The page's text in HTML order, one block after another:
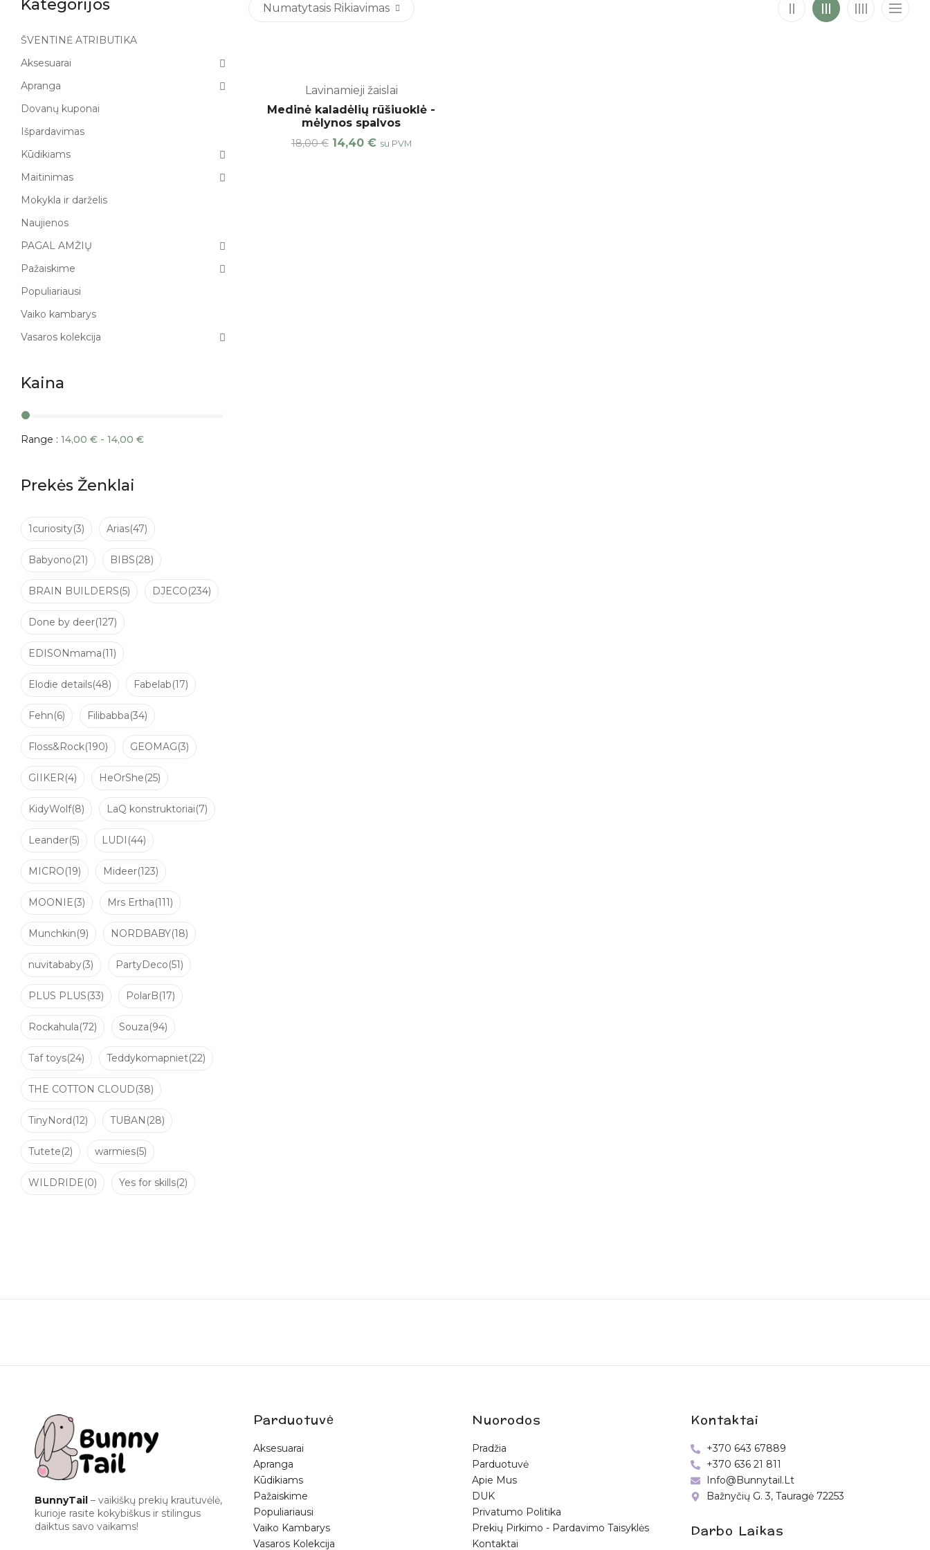
Kategorijos
ŠVENTINĖ ATRIBUTIKA
Aksesuarai
Apranga
Dovanų kuponai
Išpardavimas
Kūdikiams
Maitinimas
Mokykla ir darželis
Naujienos
PAGAL AMŽIŲ
Pažaiskime
Populiariausi
Vaiko kambarys
Vasaros kolekcija
Kaina
Range : 14,00 € - 14,00 €
Prekės Ženklai
1curiosity(3) Arias(47)
Babyono(21) BIBS(28)
BRAIN BUILDERS(5) DJECO(234)
Done by deer(127)
EDISONmama(11)
Elodie details(48) Fabelab(17)
Fehn(6) Filibabba(34)
Floss&Rock(190) GEOMAG(3)
GIIKER(4) HeOrShe(25)
KidyWolf(8) LaQ konstruktoriai(7)
Leander(5) LUDI (44)
MICRO(19) Mideer(123)
MOONIE(3) Mrs Ertha(111)
Munchkin(9) NORDBABY(18)
nuvitababy(3) PartyDeco(51)
PLUS PLUS(33) PolarB(17)
Rockahula(72) Souza(94)
Taf toys(24) Teddykomapniet(22)
THE COTTON CLOUD(38)
TinyNord(12) TUBAN (28)
Tutete(2) warmies(5)
WILDRIDE(0) Yes for skills(2)
Numatytasis Rikiavimas
-20%
Lavinamieji žaislai
Medinė kaladėlių rūšiuoklė -
mėlynos spalvos
18,00€ 14,40 € su PVM
BunnyTail – vaikiškų prekių krautuvėlė,
kurioje rasite kokybiškus ir stilingus
daiktus savo vaikams!
Parduotuvė
Aksesuarai
Apranga
Kūdikiams
Pažaiskime
Populiariausi
Vaiko Kambarys
Vasaros Kolekcija
Nuorodos
Pradžia
Parduotuvė
Apie Mus
DUK
Privatumo Politika
Prekių Pirkimo - Pardavimo Taisyklės
Kontaktai
Kontaktai
+370 643 67889
+370 636 21 811
Info@bunnytail.lt
Bažnyčių G. 3, Tauragė 72253
Darbo Laikas